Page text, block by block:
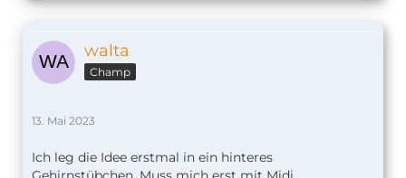
walta
Champ
13. Mai 2023
Ich leg die Idee erstmal in ein hinteres